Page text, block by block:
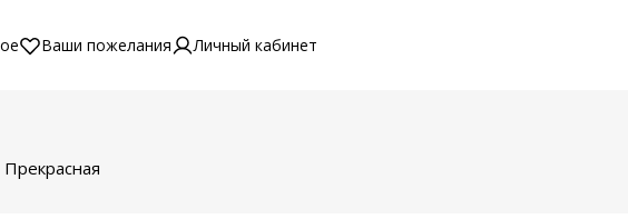
Ваши пожелания Личный кабинет
Прекрасная